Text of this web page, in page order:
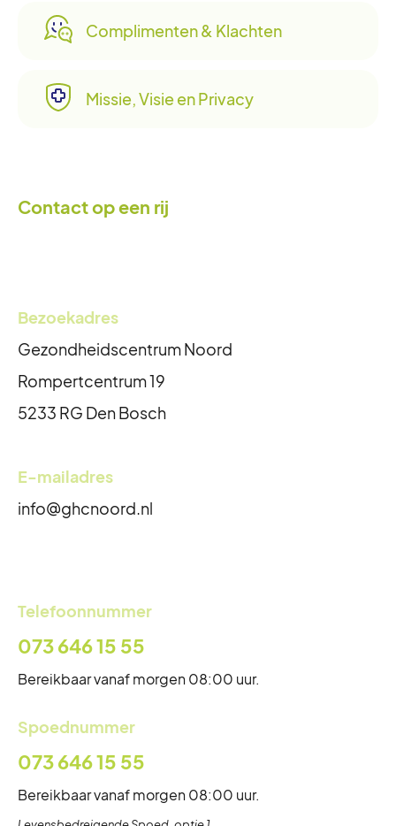
Complimenten & Klachten
Missie, Visie en Privacy
Contact op een rij
Bezoekadres
Gezondheidscentrum Noord
Rompertcentrum 19
5233 RG Den Bosch
E-mailadres
info@ghcnoord.nl
Telefoonnummer
073 646 15 55
Bereikbaar vanaf morgen 08:00 uur.
Spoednummer
073 646 15 55
Bereikbaar vanaf morgen 08:00 uur.